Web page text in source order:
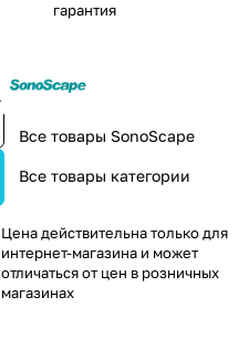
гарантия
Все товары SonoScape
Все товары категории
Цена действительна только для
интернет-магазина и может
отличаться от цен в розничных
магазинах